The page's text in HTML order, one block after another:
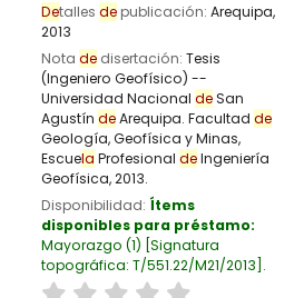
Detalles depublicación: Arequipa,
2013
Nota dedisertación: Tesis
(Ingeniero Geofísico) --
Universidad Nacional deSan
Agustín deArequipa. Facultad de
Geología, Geofísica y Minas,
Escuela Profesional deIngeniería
Geofísica, 2013.
Disponibilidad: Ítems
disponibles para préstamo:
Mayorazgo (1) Signatura
topográfica: T/551.22/M21/2013 .